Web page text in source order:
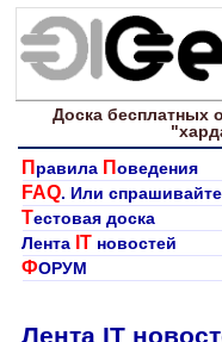
Доска бесплатных
П равила Поведения
FAQ. Или спрашивайте
Тестовая доска
Лента IT новостей
ФОРУМ
Лента IT